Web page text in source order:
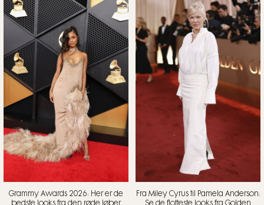
Grammy Awards 2026: Her er de
bedste looks fra den røde løber
Fra Miley Cyrus til Pamela Anderson:
Se de flotteste looks fra Golden